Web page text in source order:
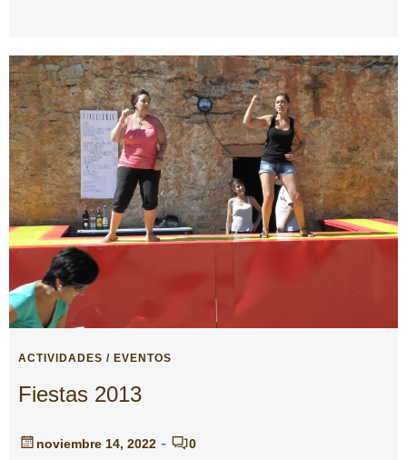
ACTIVIDADES / EVENTOS
Fiestas 2013
noviembre 14, 2022 - 0